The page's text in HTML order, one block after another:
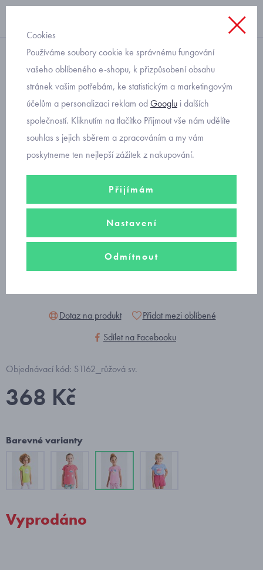
s krátkým rukávem
letní triko Mayoral
zmrzlinky 3048-82
Dotaz na produkt
Přidat mezi oblíbené
Sdílet na Facebooku
Objednávací kód: S1162_růžová sv.
368 Kč
Barevné varianty
Vyprodáno
Cookies
Používáme soubory cookie ke správnému fungování
vašeho oblíbeného e-shopu, k přizpůsobení obsahu
stránek vašim potřebám, ke statistickým a marketingovým
účelům a personalizaci reklam odGooglu i dalších
společností. Kliknutím na tlačítko Přijmout vše nám udělíte
souhlas s jejich sběrem a zpracováním a my vám
poskytneme ten nejlepší zážitek z nakupování.
Přijímám
Nastavení
Odmítnout